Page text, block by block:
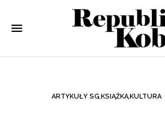
ARTYKUŁY SG,KSIĄŻKA,KULTURA